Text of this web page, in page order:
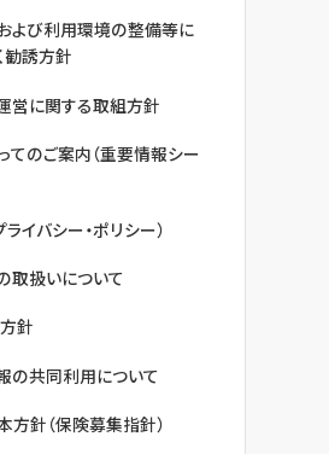
よび利用環境の整備等に
勧誘方針
営に関する取組方針
のご案内（重要情報シー
イバシー・ポリシー）
取扱いについて
針
の共同利用について
針（保険募集指針）